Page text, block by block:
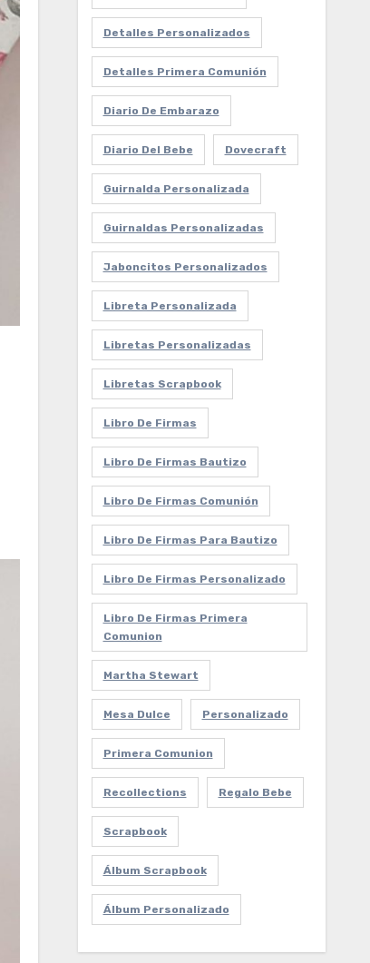
Detalles Personalizados
Detalles Primera Comunión
Diario De Embarazo
Diario Del Bebe Dovecraft
Guirnalda Personalizada
Guirnaldas Personalizadas
Jaboncitos Personalizados
Libreta Personalizada
Libretas Personalizadas
Libretas Scrapbook
Libro De Firmas
Libro De Firmas Bautizo
Libro De Firmas Comunión
Libro De Firmas Para Bautizo
Libro De Firmas Personalizado
Libro De Firmas Primera
Comunion
Martha Stewart
Mesa Dulce Personalizado
Primera Comunion
Recollections Regalo Bebe
Scrapbook
Álbum Scrapbook
Álbum Personalizado